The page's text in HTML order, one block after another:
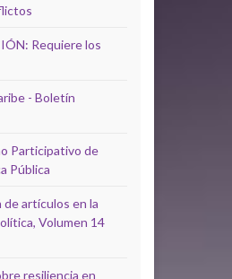
Requiere los
- Boletín
Participativo de
Pública
artículos en la
Volumen 14
resiliencia en